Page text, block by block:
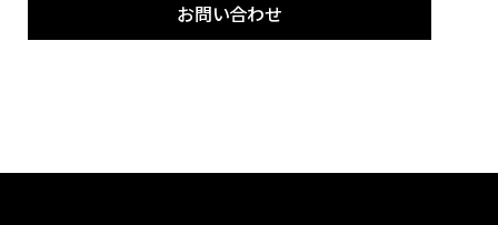
お問い合わせ
お問い合わせ